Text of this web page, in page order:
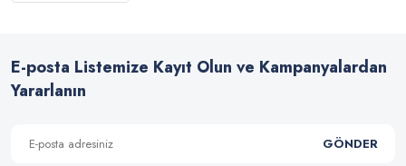
E-posta Listemize Kayıt Olun ve Kampanyalardan
Yararlanın
GÖNDER